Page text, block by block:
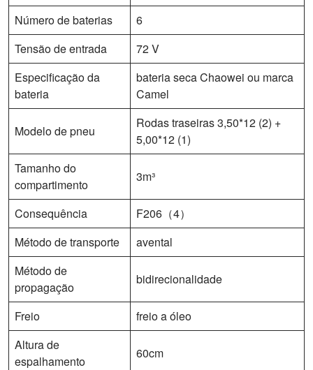
Número de baterias
6
Tensão de entrada
72 V
Especificação da
bateria
bateria seca Chaowei ou marca
Camel
Modelo de pneu
Rodas traseiras 3,50*12 (2) +
5,00*12 (1)
Tamanho do
compartimento
3m³
Consequência
F206（4）
Método de transporte
avental
Método de
propagação
bidirecionalidade
Freio
freio a óleo
Altura de
espalhamento
60cm